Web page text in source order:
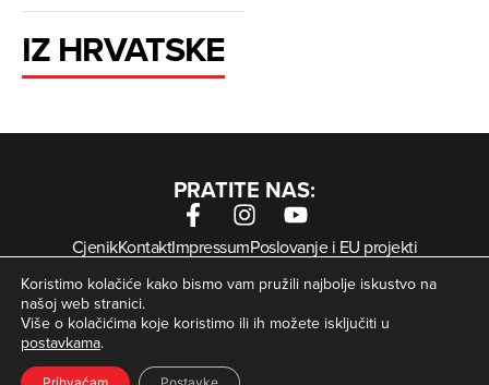
IZ HRVATSKE
PRATITE NAS:
CjenikKontaktImpressumPoslovanje i EU projekti
Arhiva digitalnih novina
Uvjeti korištenjaZaštita privatnosti
Kolačići
© Zagorje International – Sva prava pridržana | Developed
bykrMedia
Koristimo kolačiće kako bismo vam pružili najbolje iskustvo na
našoj web stranici.
Više o kolačićima koje koristimo ili ih možete isključiti u
postavkama.